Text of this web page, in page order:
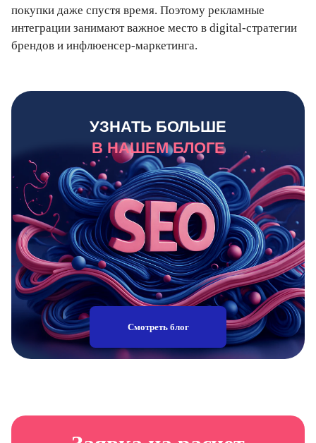
покупки даже спустя время. Поэтому рекламные
интеграции занимают важное место в digital-стратегии
брендов и инфлюенсер-маркетинга.
УЗНАТЬ БОЛЬШЕ
В НАШЕМ БЛОГЕ
Смотреть блог